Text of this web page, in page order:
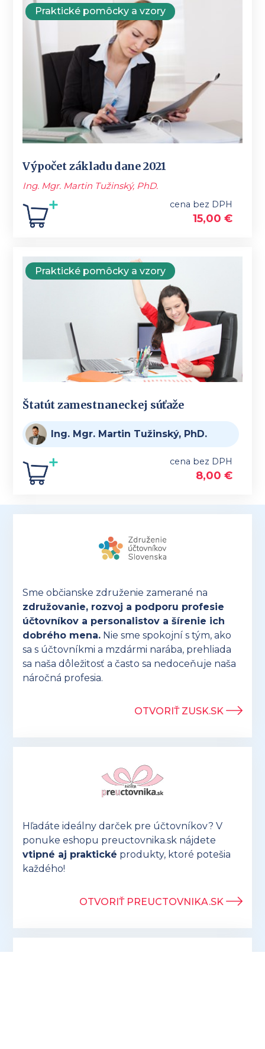
Praktické pomôcky a vzory
Výpočet základu dane 2021
Ing. Mgr. Martin Tužinský, PhD.
cena bez DPH
15,00 €
Praktické pomôcky a vzory
Štatút zamestnaneckej súťaže
Ing. Mgr. Martin Tužinský, PhD.
cena bez DPH
8,00 €
Sme občianske združenie zamerané na
združovanie, rozvoj a podporu profesie
účtovníkov a personalistov a šírenie ich
dobrého mena. Nie sme spokojní s tým, ako
sa s účtovníkmi a mzdármi narába, prehliada
sa naša dôležitosť a často sa nedoceňuje naša
náročná profesia.
OTVORIŤ ZUSK.SK
Hľadáte ideálny darček pre účtovníkov? V
ponuke eshopu preuctovnika.sk nájdete
vtipné aj praktické produkty, ktoré potešia
každého!
OTVORIŤ PREUCTOVNIKA.SK